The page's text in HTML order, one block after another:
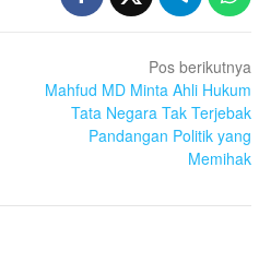
Pos berikutnya
Mahfud MD Minta Ahli Hukum
Tata Negara Tak Terjebak
Pandangan Politik yang
Memihak